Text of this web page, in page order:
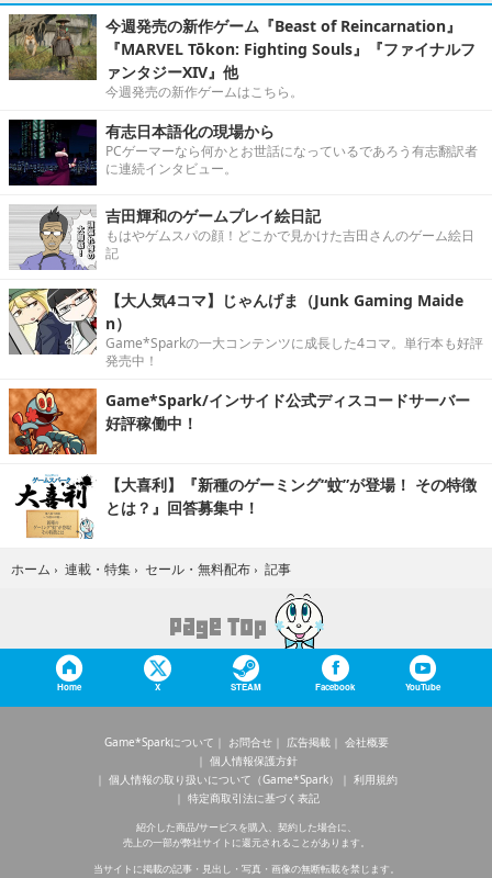
今週発売の新作ゲーム『Beast of Reincarnation』
『MARVEL Tōkon: Fighting Souls』『ファイナルフ
ァンタジーXIV』他
今週発売の新作ゲームはこちら。
有志日本語化の現場から
PCゲーマーなら何かとお世話になっているであろう有志翻訳者
に連続インタビュー。
吉田輝和のゲームプレイ絵日記
もはやゲムスパの顔！どこかで見かけた吉田さんのゲーム絵日
記
【大人気4コマ】じゃんげま（Junk Gaming Maide
n）
Game*Sparkの一大コンテンツに成長した4コマ。単行本も好評
発売中！
Game*Spark/インサイド公式ディスコードサーバー
好評稼働中！
【大喜利】『新種のゲーミング“蚊”が登場！ その特徴
とは？』回答募集中！
ホーム › 連載・特集 › セール・無料配布 › 記事
Home X STEAM Facebook YouTube
Game*Sparkについて お問合せ 広告掲載
会社概要
個人情報保護方針
個人情報の取り扱いについて（Game*Spark）
利用規約
特定商取引法に基づく表記
紹介した商品/サービスを購入、契約した場合に、
売上の一部が弊社サイトに還元されることがあります。
当サイトに掲載の記事・見出し・写真・画像の無断転載を禁じます。